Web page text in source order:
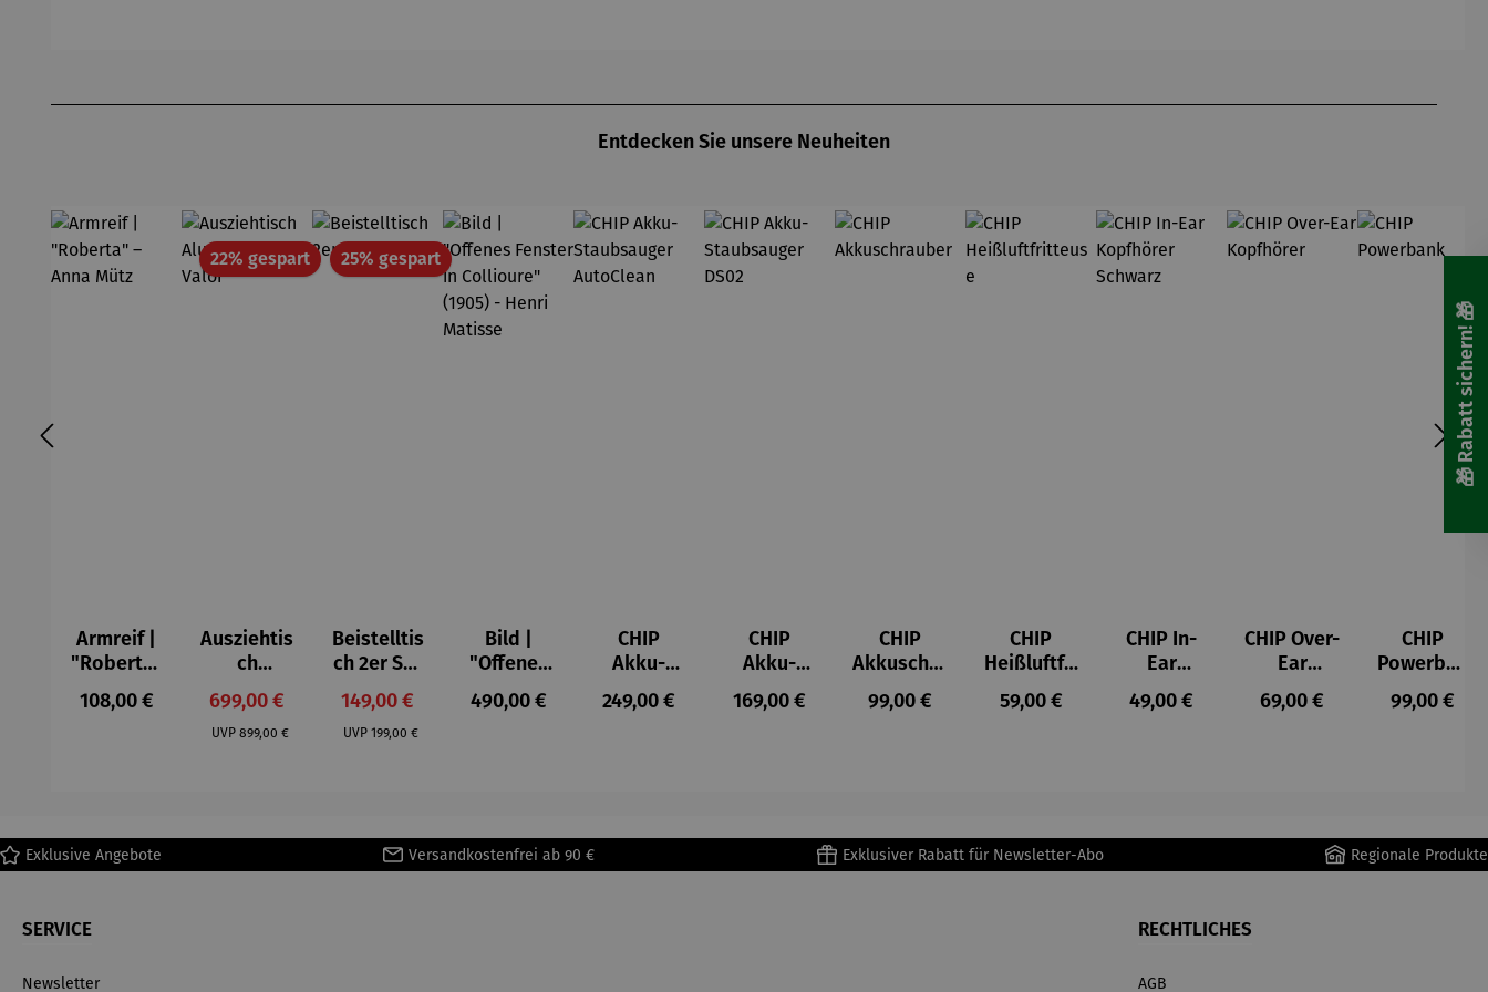
Entdecken Sie unsere Neuheiten
Armreif |
"Roberta"
– Anna
Mütz
Regulärer Preis:
108,00 €
22% gespartRabatt
Ausziehtis
ch
Aluminium
– Valor
Verkaufspreis:
699,00 €
UVP Regulärer Preis:
899,00 €
25% gespartRabatt
Beistelltis
ch 2er Set
– Dalias
Verkaufspreis:
149,00 €
UVP Regulärer Preis:
199,00 €
Bild |
"Offenes
Fenster in
Collioure"
Regulärer Preis:
490,00 €
CHIP
Akku-
Staubsau
ger
Regulärer Preis:
249,00 €
CHIP
Akku-
Staubsau
ger DS02
Regulärer Preis:
169,00 €
CHIP
Akkuschra
uber
Regulärer Preis:
99,00 €
CHIP
Heißluftfri
tteuse
Regulärer Preis:
59,00 €
CHIP In-
Ear
Kopfhörer
Schwarz
Regulärer Preis:
49,00 €
CHIP Over-
Ear
Kopfhörer
Regulärer Preis:
69,00 €
CHIP
Powerban
k
Regulärer
99,00 €
Exklusive Angebote Versandkostenfrei ab 90 € Exklusiver Rabatt für Newsletter-Abo Regionale Produkte
SERVICE
Newsletter
RECHTLICHES
AGB
🎁 Rabatt sichern! 🎁